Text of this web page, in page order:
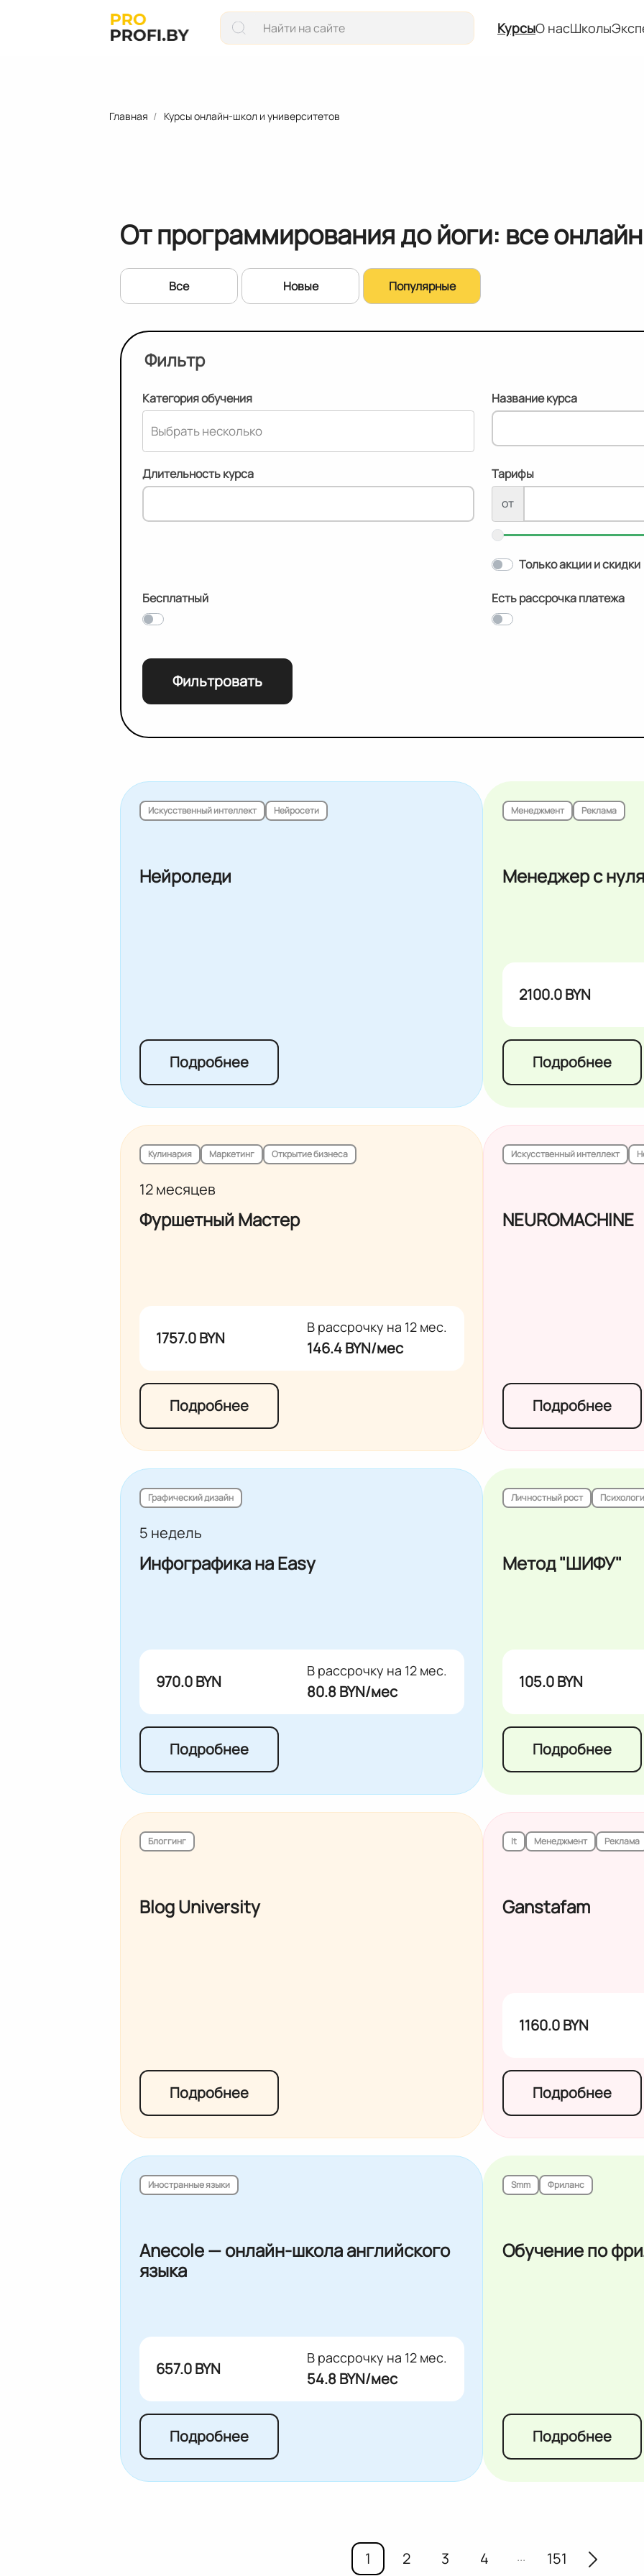
КурсыО насШколы
Главная Курсы онлайн-школ и университетов
От программирования до йоги: все
Все Новые Популярные
Фильтр
Категория обучения Название курса
Длительность курса
Тарифы
от
Только акции и скидки
Бесплатный Есть рассрочка платежа
Фильтровать
Искусственный интеллект Нейросети
Нейроледи
Подробнее
Менеджмент Реклама
Менеджер с нуля
2100.0 BYN
Подробнее
Кулинария Маркетинг Открытие бизнеса
12 месяцев
Фуршетный Мастер
1757.0 BYN
В рассрочку на 12 мес.
146.4 BYN/мес
Подробнее
Искусственный интеллект
NEUROMACHINE
Подробнее
Графический дизайн
5 недель
Инфографика на Easy
970.0 BYN
В рассрочку на 12 мес.
80.8 BYN/мес
Подробнее
Личностный рост
Метод "ШИФУ"
105.0 BYN
Подробнее
Блоггинг
Blog University
Подробнее
It Менеджмент Реклама
Ganstafam
1160.0 BYN
Подробнее
Иностранные языки
Anecole — онлайн-школа английского
языка
657.0 BYN
В рассрочку на 12 мес.
54.8 BYN/мес
Подробнее
Smm Фриланс
Обучение по
Подробнее
1 2 3 4 ... 151